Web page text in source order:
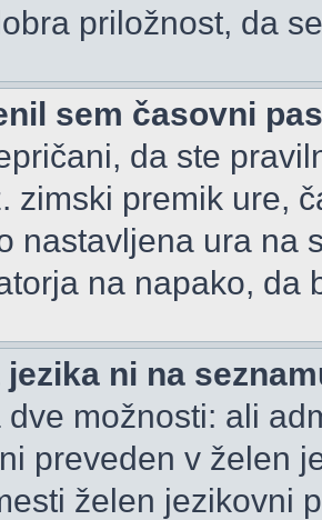
priložnost, da
sem časovni
da ste
zimski premik ure,
nastavljena ura na
na napako, da
jezika ni na
dve možnosti: ali
preveden v želen
želen jezikovni